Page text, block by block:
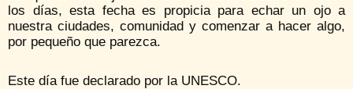
los días, esta fecha es propicia para echar un ojo a
nuestra ciudades, comunidad y comenzar a hacer algo,
por pequeño que parezca.
Este día fue declarado por la UNESCO.